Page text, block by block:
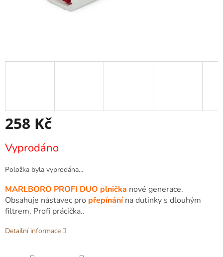
258 Kč
cena:
Vyprodáno
Položka byla vyprodána…
MARLBORO PROFI DUO plnička nové generace.
Obsahuje nástavec pro přepínánína dutinky s dlouhým
filtrem. Profi prácička..
Detailní informace